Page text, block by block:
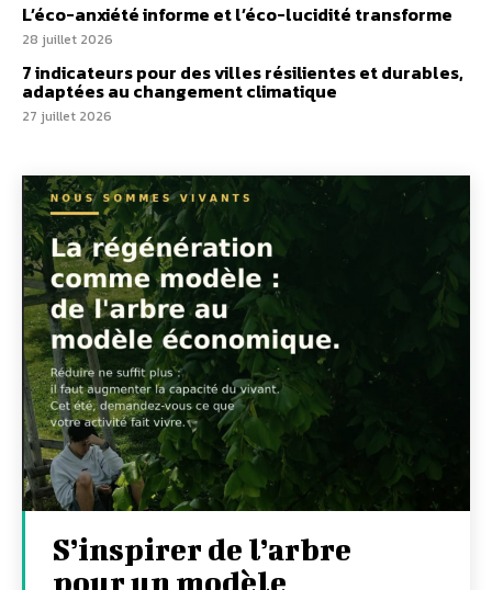
L’éco-anxiété informe et l’éco-lucidité transforme
28 juillet 2026
7 indicateurs pour des villes résilientes et durables,
adaptées au changement climatique
27 juillet 2026
S’inspirer de l’arbre
pour un modèle